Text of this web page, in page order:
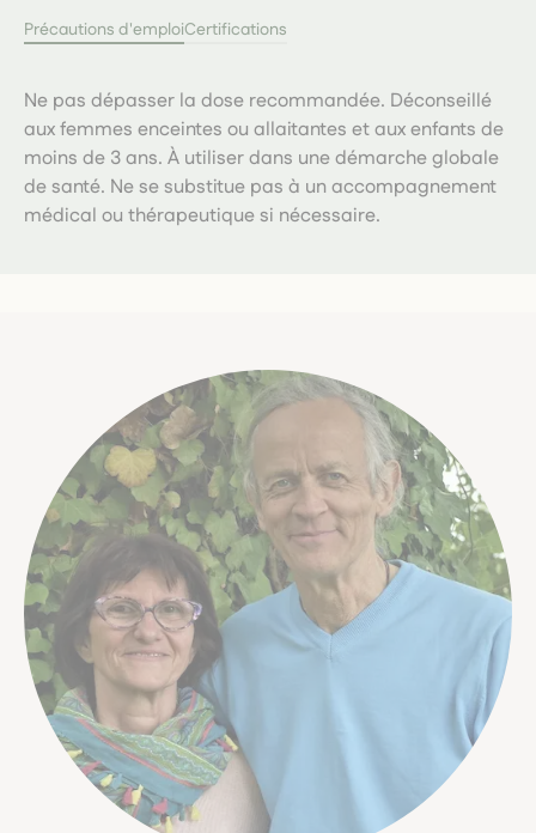
Précautions d'emploiCertifications
Ne pas dépasser la dose recommandée. Déconseillé
aux femmes enceintes ou allaitantes et aux enfants de
moins de 3 ans. À utiliser dans une démarche globale
de santé. Ne se substitue pas à un accompagnement
médical ou thérapeutique si nécessaire.